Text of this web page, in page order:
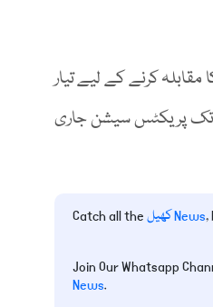
کرنے کے لیے تیار
تک پریکٹس سیشن جاری
Catch all the کھیل News,
Join Our Whatsapp
News.